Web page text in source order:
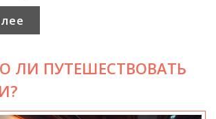
ЛИ ПУТЕШЕСТВОВАТЬ